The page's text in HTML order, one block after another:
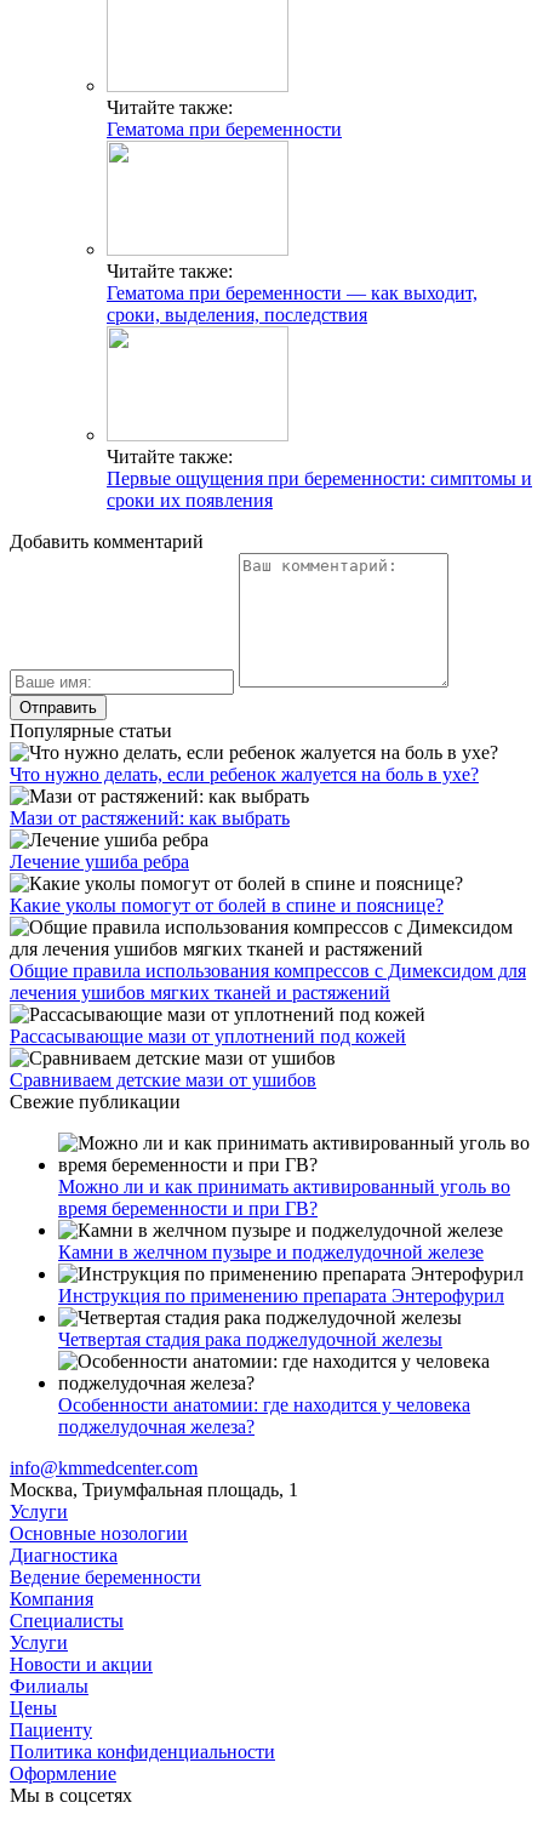
Читайте также:
Гематома при беременности
Читайте также:
Гематома при беременности — как выходит,
сроки, выделения, последствия
Читайте также:
Первые ощущения при беременности: симптомы и
сроки их появления
Добавить комментарий
Популярные статьи
Что нужно делать, если ребенок жалуется на боль в ухе?
Мази от растяжений: как выбрать
Лечение ушиба ребра
Какие уколы помогут от болей в спине и пояснице?
Общие правила использования компрессов с Димексидом для
лечения ушибов мягких тканей и растяжений
Рассасывающие мази от уплотнений под кожей
Сравниваем детские мази от ушибов
Свежие публикации
Можно ли и как принимать активированный уголь во
время беременности и при ГВ?
Камни в желчном пузыре и поджелудочной железе
Инструкция по применению препарата Энтерофурил
Четвертая стадия рака поджелудочной железы
Особенности анатомии: где находится у человека
поджелудочная железа?
info@kmmedcenter.com
Москва, Триумфальная площадь, 1
Услуги
Основные нозологии
Диагностика
Ведение беременности
Компания
Специалисты
Услуги
Новости и акции
Филиалы
Цены
Пациенту
Политика конфиденциальности
Оформление
Мы в соцсетях